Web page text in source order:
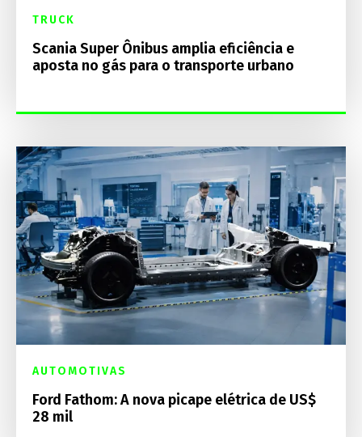
TRUCK
Scania Super Ônibus amplia eficiência e
aposta no gás para o transporte urbano
AUTOMOTIVAS
Ford Fathom: A nova picape elétrica de US$
28 mil